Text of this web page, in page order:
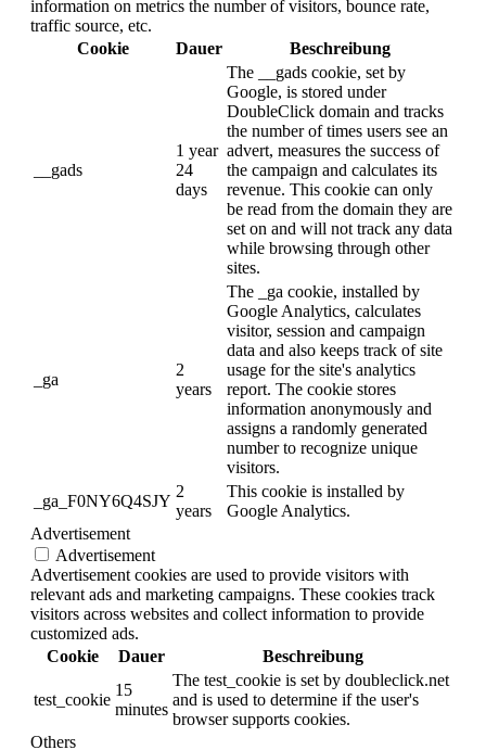
information on metrics the number of visitors, bounce rate,
traffic source, etc.
Cookie
Dauer Beschreibung
__gads
1 year
24
days
The __gads cookie, set by
Google, is stored under
DoubleClick domain and tracks
the number of times users see an
advert, measures the success of
the campaign and calculates its
revenue. This cookie can only
be read from the domain they are
set on and will not track any data
while browsing through other
sites.
_ga
2
years
The _ga cookie, installed by
Google Analytics, calculates
visitor, session and campaign
data and also keeps track of site
usage for the site's analytics
report. The cookie stores
information anonymously and
assigns a randomly generated
number to recognize unique
visitors.
_ga_F0NY6Q4SJY
2
years
This cookie is installed by
Google Analytics.
Advertisement
Advertisement
Advertisement cookies are used to provide visitors with
relevant ads and marketing campaigns. These cookies track
visitors across websites and collect information to provide
customized ads.
Cookie
Dauer Beschreibung
test_cookie
15
minutes
The test_cookie is set by doubleclick.net
and is used to determine if the user's
browser supports cookies.
Others